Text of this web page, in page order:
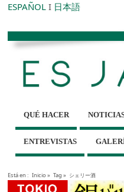
ESPAÑOL I 日本語
QUÉ HACER
ENTREVISTAS
Está en : Inicio» Tag » シェリー酒